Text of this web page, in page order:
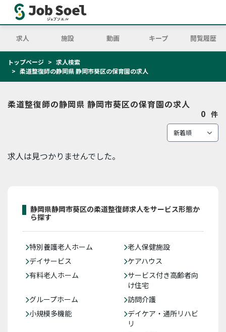
求人 施設 動画 キープ 閲覧履歴
トップページ
求人検索
柔道整復師の静岡県 静岡市葵区の保育園の求人
柔道整復師の静岡県 静岡市葵区の保育園の求人
0 件
求人は見つかりませんでした。
静岡県静岡市葵区の柔道整復師求人をサービス形態か
ら探す
特別養護老人ホーム
老人保健施設
デイサービス
ケアハウス
有料老人ホーム
サービス付き高齢者向
け住宅
グループホーム
訪問介護
小規模多機能
デイケア・通所リハビ
リ